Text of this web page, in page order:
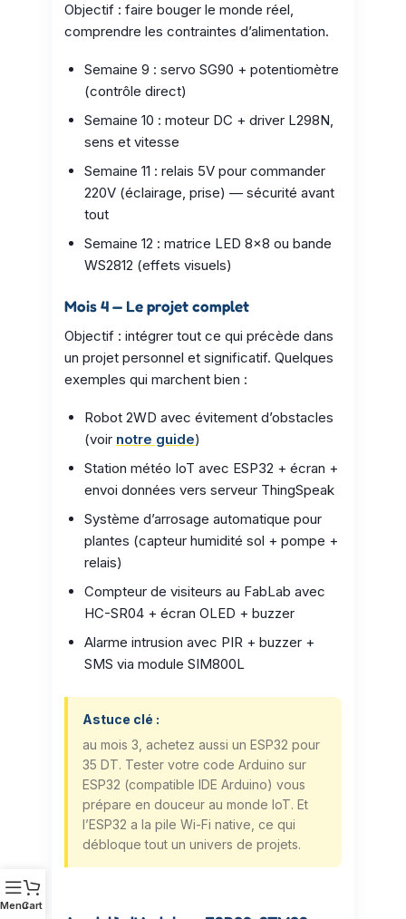
Objectif : faire bouger le monde réel,
comprendre les contraintes d’alimentation.
Semaine 9 : servo SG90 + potentiomètre
(contrôle direct)
Semaine 10 : moteur DC + driver L298N,
sens et vitesse
Semaine 11 : relais 5V pour commander
220V (éclairage, prise) — sécurité avant
tout
Semaine 12 : matrice LED 8×8 ou bande
WS2812 (effets visuels)
Mois 4 — Le projet complet
Objectif : intégrer tout ce qui précède dans
un projet personnel et significatif. Quelques
exemples qui marchent bien :
Robot 2WD avec évitement d’obstacles
(voir notre guide)
Station météo IoT avec ESP32 + écran +
envoi données vers serveur ThingSpeak
Système d’arrosage automatique pour
plantes (capteur humidité sol + pompe +
relais)
Compteur de visiteurs au FabLab avec
HC-SR04 + écran OLED + buzzer
Alarme intrusion avec PIR + buzzer +
SMS via module SIM800L
Astuce clé :
au mois 3, achetez aussi un ESP32 pour
35 DT. Tester votre code Arduino sur
ESP32 (compatible IDE Arduino) vous
prépare en douceur au monde IoT. Et
l’ESP32 a la pile Wi-Fi native, ce qui
débloque tout un univers de projets.
MenuCart